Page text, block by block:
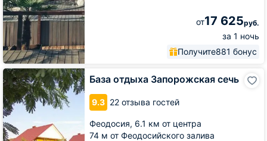
от17 625руб.
за 1 ночь
Получите881 бонус
База отдыха Запорожская сечь
9.3 22 отзыва гостей
Феодосия, 6.1 км от центра
74 м от Феодосийского залива
База
отдыха
Запорожская
сечь